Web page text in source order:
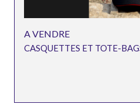
A VENDRE
CASQUETTES ET TOTE-